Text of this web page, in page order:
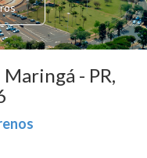
- PR,